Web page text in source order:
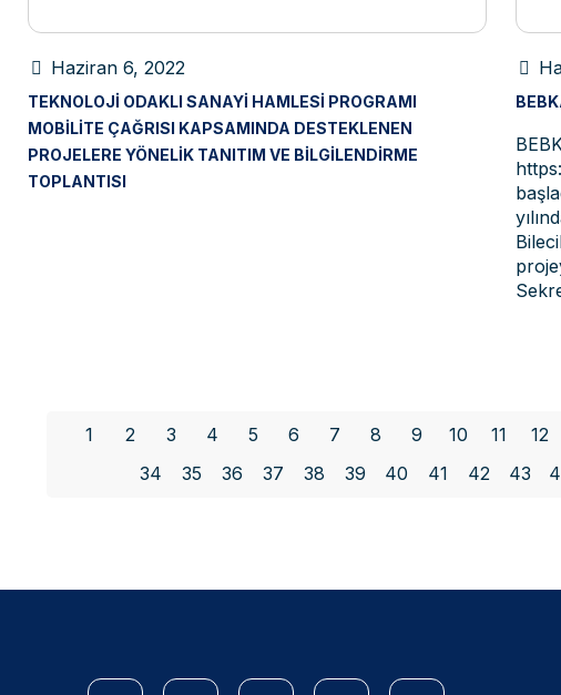
Haziran 6, 2022
TEKNOLOJI ODAKLI SANAYI HAMLESI PROGRAMI
MOBILITE ÇAĞRISI KAPSAMINDA DESTEKLENEN
PROJELERE YÖNELIK TANITIM VE BILGILENDIRME
TOPLANTISI
1 2 3 4 5 6 7 8 9 10 11 12
34
35 36 37 38 39 40 41 42 43